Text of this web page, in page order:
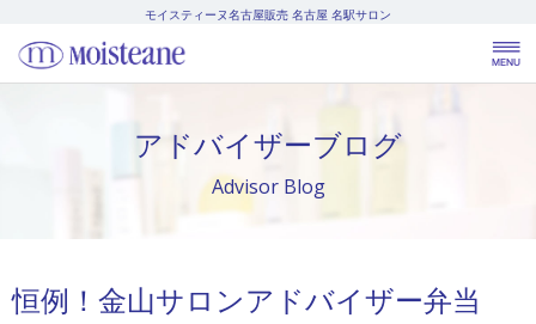
モイスティーヌ名古屋販売 名古屋 名駅サロン
アドバイザーブログ
Advisor Blog
恒例！金山サロンアドバイザー弁当